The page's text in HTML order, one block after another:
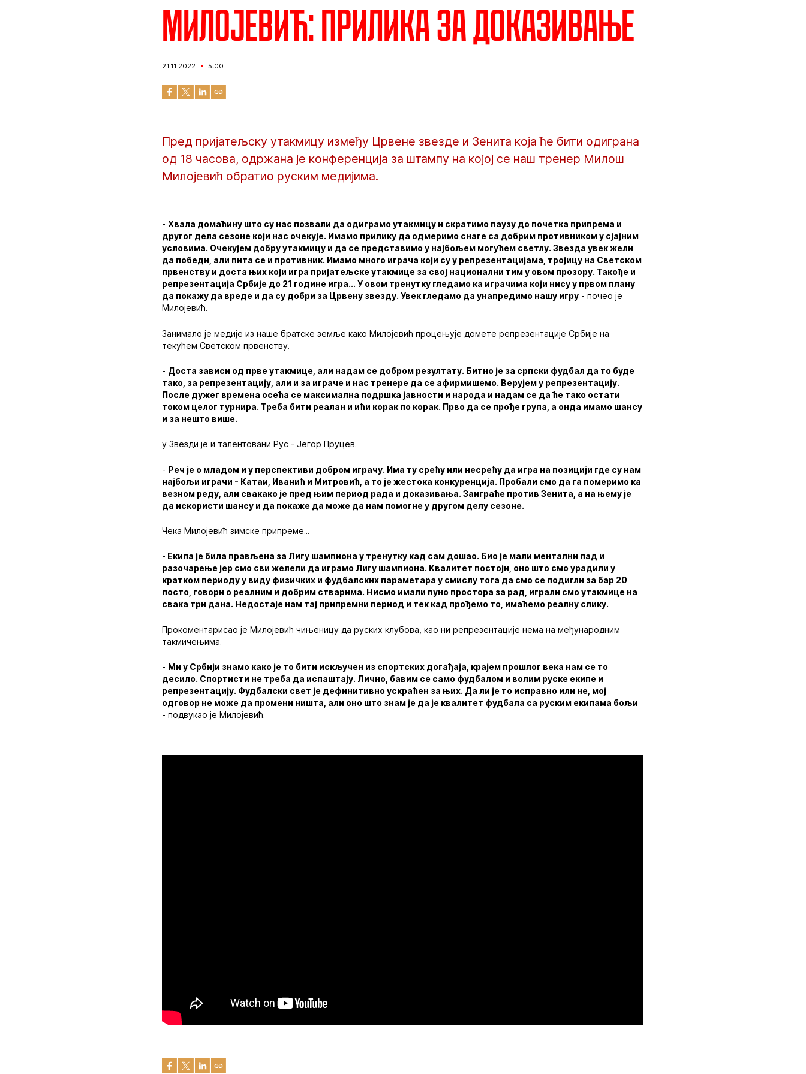
Милојевић: Прилика за доказивање
21.11.2022 5:00
Пред пријатељску утакмицу између Црвене звезде и Зенита која ће бити одиграна
од 18 часова, одржана је конференција за штампу на којој се наш тренер Милош
Милојевић обратио руским медијима.
-Хвала домаћину што су нас позвали да одиграмо утакмицу и скратимо паузу до почетка припрема и
другог дела сезоне који нас очекује. Имамо прилику да одмеримо снаге са добрим противником у сјајним
условима. Очекујем добру утакмицу и да се представимо у најбољем могућем светлу. Звезда увек жели
да победи, али пита се и противник. Имамо много играча који су у репрезентацијама, тројицу на Светском
првенству и доста њих који игра пријатељске утакмице за свој национални тим у овом прозору. Такође и
репрезентација Србије до 21 године игра... У овом тренутку гледамо ка играчима који нису у првом плану
да покажу да вреде и да су добри за Црвену звезду. Увек гледамо да унапредимо нашу игру - почео је
Милојевић.
Занимало је медије из наше братске земље како Милојевић процењује домете репрезентације Србије на
текућем Светском првенству.
- Доста зависи од прве утакмице, али надам се добром резултату. Битно је за српски фудбал да то буде
тако, за репрезентацију, али и за играче и нас тренере да се афирмишемо. Верујем у репрезентацију.
После дужег времена осећа се максимална подршка јавности и народа и надам се да ће тако остати
током целог турнира. Треба бити реалан и ићи корак по корак. Прво да се прође група, а онда имамо шансу
и за нешто више.
у Звезди је и талентовани Рус - Јегор Пруцев.
- Реч је о младом и у перспективи добром играчу. Има ту срећу или несрећу да игра на позицији где су нам
најбољи играчи - Катаи, Иванић и Митровић, а то је жестока конкуренција. Пробали смо да га померимо ка
везном реду, али свакако је пред њим период рада и доказивања. Заиграће против Зенита, а на њему је
да искористи шансу и да покаже да може да нам помогне у другом делу сезоне.
Чека Милојевић зимске припреме...
- Екипа је била прављена за Лигу шампиона у тренутку кад сам дошао. Био је мали ментални пад и
разочарење јер смо сви желели да играмо Лигу шампиона. Квалитет постоји, оно што смо урадили у
кратком периоду у виду физичких и фудбалских параметара у смислу тога да смо се подигли за бар 20
посто, говори о реалним и добрим стварима. Нисмо имали пуно простора за рад, играли смо утакмице на
свака три дана. Недостаје нам тај припремни период и тек кад прођемо то, имаћемо реалну слику.
Прокоментарисао је Милојевић чињеницу да руских клубова, као ни репрезентације нема на међународним
такмичењима.
- Ми у Србији знамо како је то бити искључен из спортских догађаја, крајем прошлог века нам се то
десило. Спортисти не треба да испаштају. Лично, бавим се само фудбалом и волим руске екипе и
репрезентацију. Фудбалски свет је дефинитивно ускраћен за њих. Да ли је то исправно или не, мој
одговор не може да промени ништа, али оно што знам је да је квалитет фудбала са руским екипама бољи
- подвукао је Милојевић.